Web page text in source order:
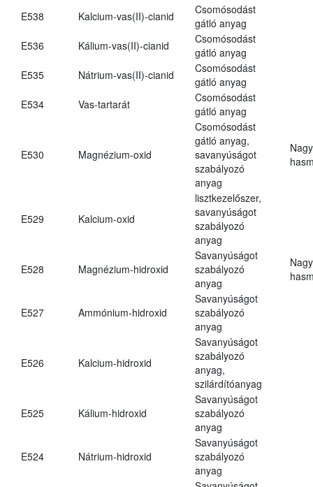
E538 Kalcium-vas(II)-cianid
Csomósodást
gátló anyag
E536
Kálium-vas(II)-cianid
Csomósodást
gátló anyag
E535
Nátrium-vas(II)-cianid
Csomósodást
gátló anyag
E534
Vas-tartarát
Csomósodást
gátló anyag
E530 Magnézium-oxid
Csomósodást
gátló anyag,
savanyúságot
szabályozó
anyag
E529 Kalcium-oxid
lisztkezelőszer,
savanyúságot
szabályozó
anyag
E528 Magnézium-hidroxid
Savanyúságot
szabályozó
anyag
E527 Ammónium-hidroxid
Savanyúságot
szabályozó
anyag
E526 Kalcium-hidroxid
Savanyúságot
szabályozó
anyag,
szilárdítóanyag
E525 Kálium-hidroxid
Savanyúságot
szabályozó
anyag
E524 Nátrium-hidroxid
Savanyúságot
szabályozó
anyag